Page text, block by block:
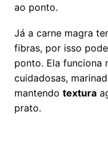
ao ponto.
Já a carne magra
fibras, por isso
ponto. Ela funciona
cuidadosas,
mantendo textura
prato.